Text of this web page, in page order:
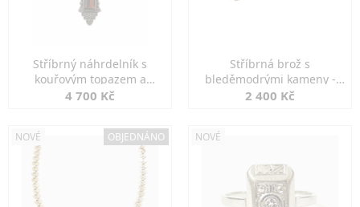
Stříbrný náhrdelník s
kouřovým topazem a
markazity
4 700 Kč
Stříbrná brož s
bleděmodrými kameny -
jemná elegance
2 400 Kč
NOVÉ OBJEDNÁNO NOVÉ